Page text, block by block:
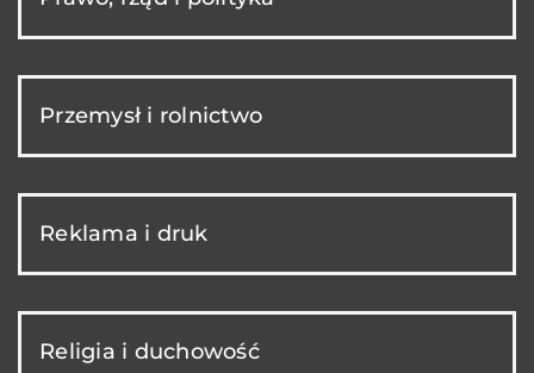
Przemysł i rolnictwo
Reklama i druk
Religia i duchowość